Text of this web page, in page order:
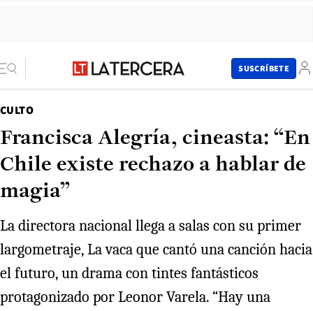
SUSCRÍBETE
CULTO
Francisca Alegría, cineasta: “En
Chile existe rechazo a hablar de
magia”
La directora nacional llega a salas con su primer
largometraje, La vaca que cantó una canción hacia
el futuro, un drama con tintes fantásticos
protagonizado por Leonor Varela. “Hay una